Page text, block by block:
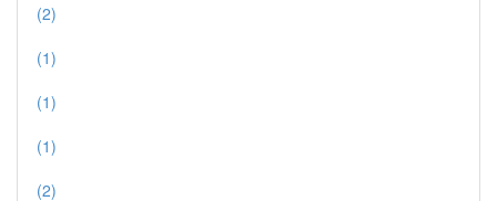
(2)
(1)
(1)
(1)
(2)